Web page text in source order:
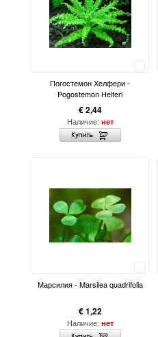
Погостемон Хелфери -
Pogostemon Helferi
€ 2,44
Наличие: нет
Марсилия - Marsilea quadrifolia
€ 1,22
Наличие: нет